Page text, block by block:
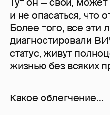
Тут он — свой,
и не опасаться, что
Более того, все
диагностировали
статус, живут
жизнью без всяких
Какое облегчение…